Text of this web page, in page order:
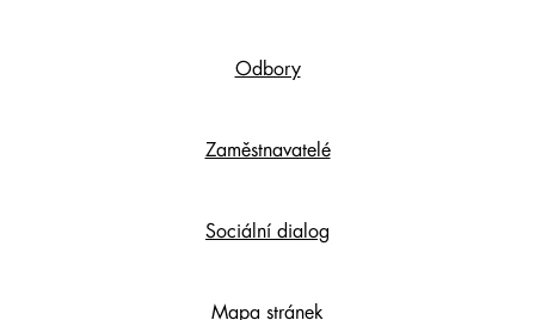
Odbory
Zaměstnavatelé
Sociální dialog
Mapa stránek